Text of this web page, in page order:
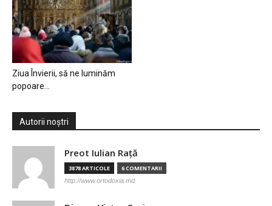
Ziua Învierii, să ne luminăm
popoare…
Autorii noștri
Preot Iulian Raţă
3878 ARTICOLE 6 COMENTARII
http://www.ortodoxia.md